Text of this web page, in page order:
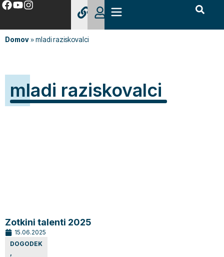
Domov»mladi raziskovalci
mladi raziskovalci
Zotkini talenti 2025
15.06.2025
DOGODEK
,